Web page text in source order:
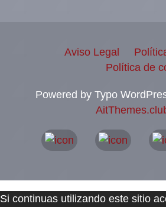
Aviso Legal
Política de
Powered by Typo
Si continuas utilizando este sitio